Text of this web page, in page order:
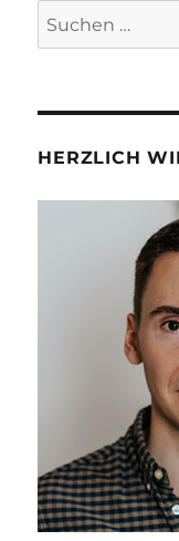
Suche
nach:
HERZLICH